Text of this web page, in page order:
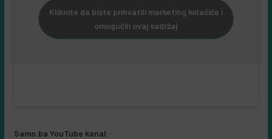
Kliknite da biste prihvatili marketing kolačiće i
omogućili ovaj sadržaj
Samo.ba YouTube kanal: